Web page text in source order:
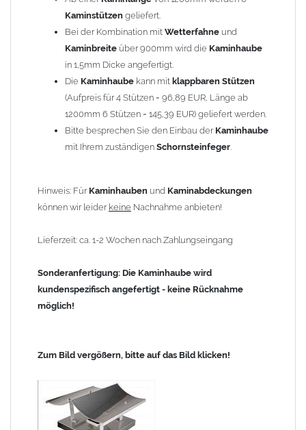
Kaminstützen geliefert.
Bei der Kombination mit Wetterfahne und
Kaminbreite über 900mm wird die Kaminhaube
in 1,5mm Dicke angefertigt.
Die Kaminhaube kann mit klappbaren Stützen
(Aufpreis für 4 Stützen = 96,89 EUR, Länge ab
1200mm 6 Stützen = 145,39 EUR) geliefert werden.
Bitte besprechen Sie den Einbau der Kaminhaube
mit Ihrem zuständigen Schornsteinfeger.
Hinweis: Für Kaminhauben und Kaminabdeckungen
können wir leider keine Nachnahme anbieten!
Lieferzeit: ca. 1-2 Wochen nach Zahlungseingang
Sonderanfertigung: Die Kaminhaube wird
kundenspezifisch angefertigt - keine Rücknahme
möglich!
Zum Bild vergößern, bitte auf das Bild klicken!